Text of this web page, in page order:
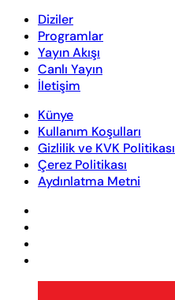
Diziler
Programlar
Yayın Akışı
Canlı Yayın
İletişim
Künye
Kullanım Koşulları
Gizlilik ve KVK Politikası
Çerez Politikası
Aydınlatma Metni